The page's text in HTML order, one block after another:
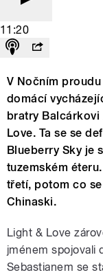
11:20
V Nočním
domácí
bratry Balcárkovi
Love. Ta se se
Blueberry Sky je
tuzemském
třetí, potom co
Chinaski.
Light & Love
jménem spojovali
Sebastianem se